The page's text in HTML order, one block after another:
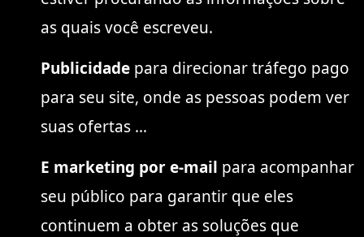
as quais você escreveu.
Publicidade para direcionar tráfego pago
para seu site, onde as pessoas podem ver
suas ofertas …
E marketing por e-mail para acompanhar
seu público para garantir que eles
continuem a obter as soluções que